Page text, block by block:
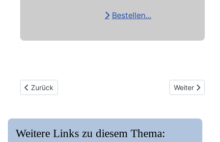
Bestellen...
Vorheriger Beitrag: Strichzeichnungen
Zurück Nächster
Weiter
Weitere Links zu diesem Thema: